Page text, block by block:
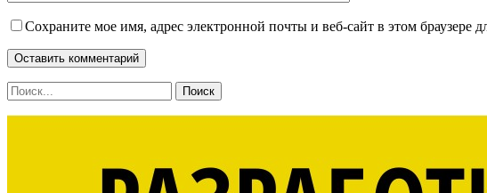
Сохраните мое имя, адрес электронной почты и веб-сайт в этом браузере